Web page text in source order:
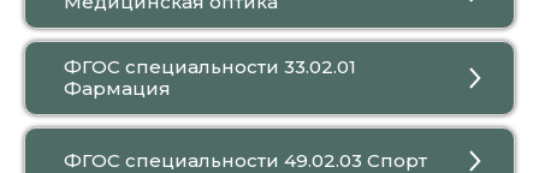
ФГОС специальности 33.02.01
Фармация
ФГОС специальности 49.02.03 Спорт